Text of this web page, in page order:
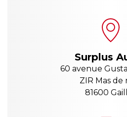
Surplus
60 avenue
ZIR Mas de
81600